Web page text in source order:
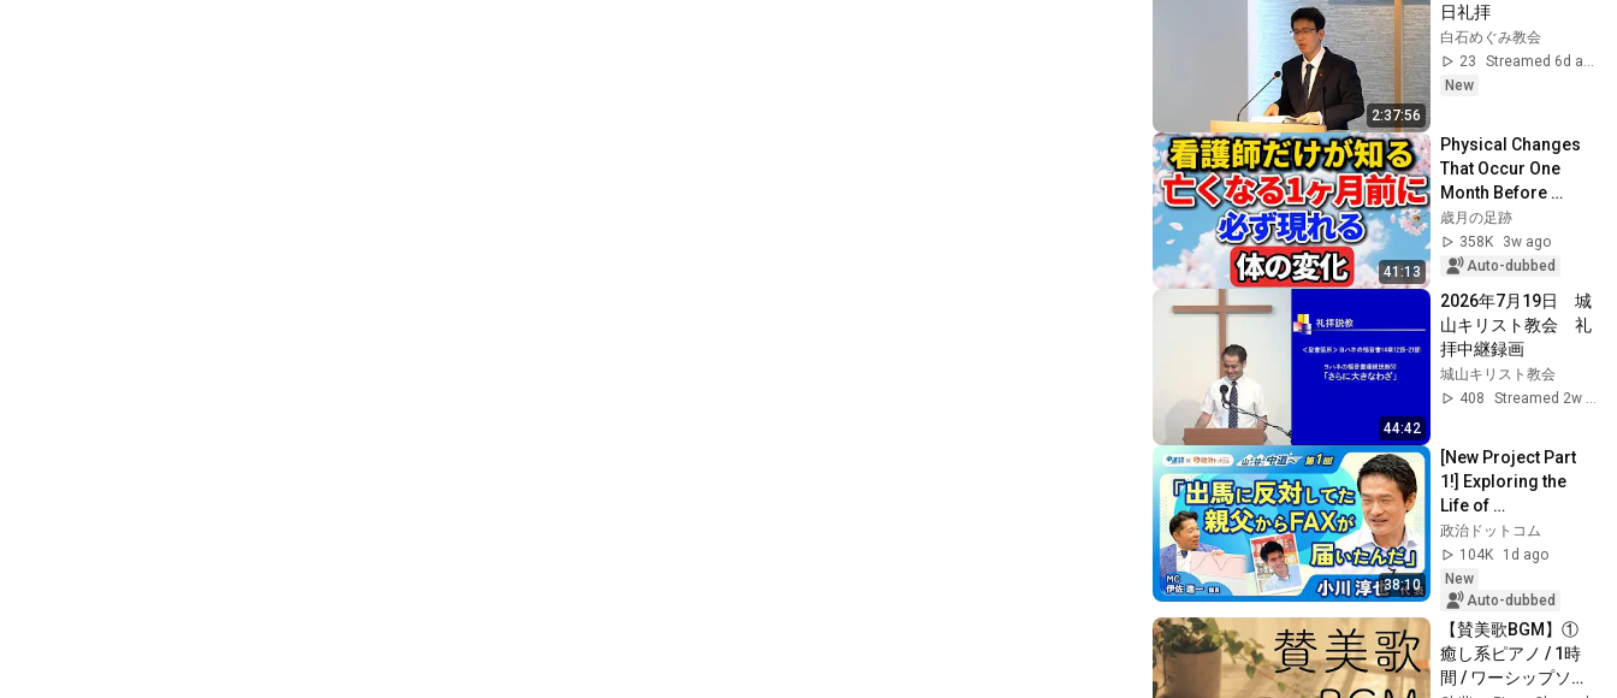
2:37:56
日礼拝
白石めぐみ教会
23
Streamed 6d ago
New
41:13
Physical Changes
That Occur One
Month Before
Death, According to
a Nurse
歳月の足跡
358K
3w ago
Auto-dubbed
44:42
2026年7月19日　城
山キリスト教会　礼
拝中継録画
城山キリスト教会
408
Streamed 2w ago
38:10
[New Project Part
1!] Exploring the
Life of
Representative
Junya Ogawa:
Despair on his 3rd
day as...
政治ドットコム
104K
1d ago
New
Auto-dubbed
【賛美歌BGM】①
癒し系ピアノ / 1時
間 / ワーシップソン